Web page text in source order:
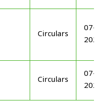
Circulars
07-
Circulars
07-